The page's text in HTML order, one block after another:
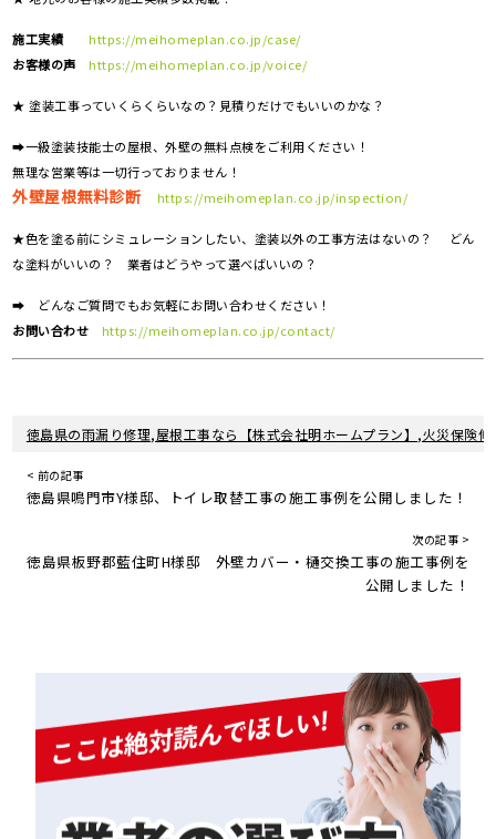
施工実績
https://meihomeplan.co.jp/case/
お客様の声
https://meihomeplan.co.jp/voice/
★ 塗装工事っていくらくらいなの？見積りだけでもいいのかな？
➡一級塗装技能士の屋根、外壁の無料点検をご利用ください！
無理な営業等は一切行っておりません！
外壁屋根無料診断 https://meihomeplan.co.jp/inspection/
★色を塗る前にシミュレーションしたい、塗装以外の工事方法はないの？ どん
な塗料がいいの？ 業者はどうやって選べばいいの？
➡ どんなご質問でもお気軽にお問い合わせください！
お問い合わせ
https://meihomeplan.co.jp/contact/
徳島県の雨漏り修理,屋根工事なら【株式会社明ホームプラン】,火災保険修
< 前の記事
徳島県鳴門市Y様邸、トイレ取替工事の施工事例を公開しました！
次の記事 >
徳島県板野郡藍住町H様邸 外壁カバー・樋交換工事の施工事例を
公開しました！